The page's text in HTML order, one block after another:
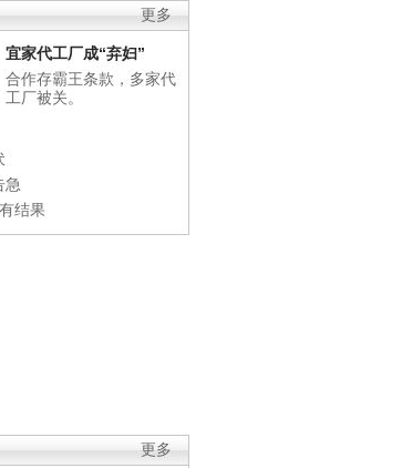
更多
宜家代工厂成“弃妇”
合作存霸王条款，多家代
工厂被关。
急
结果
更多